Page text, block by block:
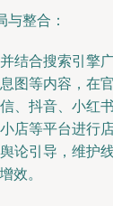
整合：
结合搜索引擎
图等内容，在
、抖音、小红
店等平台进行
论引导，维护线
效。